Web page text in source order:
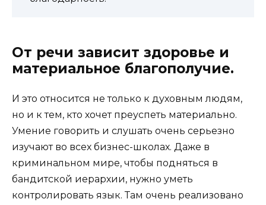
От речи зависит здоровье и
материальное благополучие.
И это относится не только к духовным людям,
но и к тем, кто хочет преуспеть материально.
Умение говорить и слушать очень серьезно
изучают во всех бизнес-школах. Даже в
криминальном мире, чтобы подняться в
бандитской иерархии, нужно уметь
контролировать язык. Там очень реализовано